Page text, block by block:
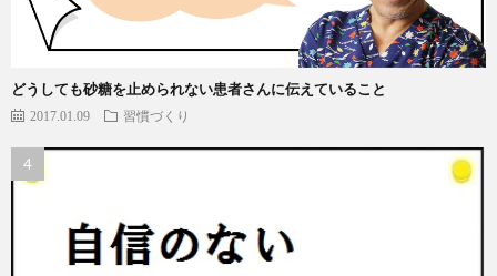
どうしても砂糖を止められない患者さんに伝えていること
2017.01.09 習慣づくり